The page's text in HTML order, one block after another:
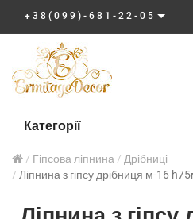
+38(099)-681-22-05
Категорії
Гіпсова ліпнина
Дрібниці
Ліпнина з гіпсу дрібниця м-16